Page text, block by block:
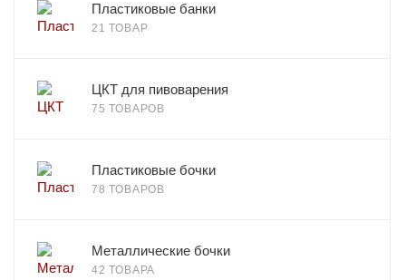
Пластиковые банки
21 ТОВАР
ЦКТ для пивоварения
75 ТОВАРОВ
Пластиковые бочки
78 ТОВАРОВ
Металлические бочки
42 ТОВАРА